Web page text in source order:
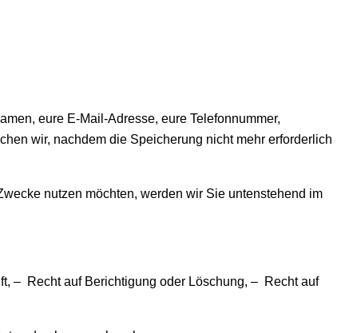
eure E-Mail-Adresse, eure Telefonnummer,
wir, nachdem die Speicherung nicht mehr erforderlich
nutzen möchten, werden wir Sie untenstehend im
– Recht auf Berichtigung oder Löschung, – Recht auf